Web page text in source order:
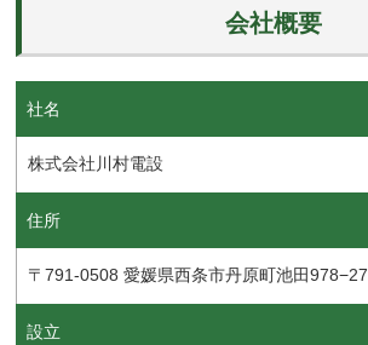
会社概要
社名
株式会社川村電設
住所
〒791-0508 愛媛県西条市丹原町池田978−27
設立